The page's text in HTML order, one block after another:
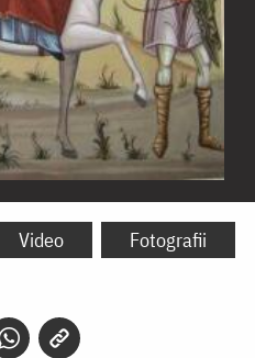
Video Fotografii